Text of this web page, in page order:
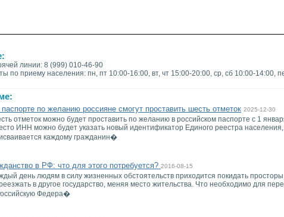
линии: 8 (999) 010-46-90
по приему населения: пн, пт 10:00-16:00, вт, чт 15:00-20:00, ср, сб 10:00-14:00,
по желанию россияне смогут проставить шесть отметок 2025-12-30
отметок можно будет проставить по желанию в российском паспорте с 1
ИНН можно будет указать новый идентификатор Единого реестра
каждому гражданин�
в РФ: что для этого потребуется? 2016-08-15
день людям в силу жизненных обстоятельств приходится покидать
в другое государство, меняя место жительства. Что необходимо для
Федера�